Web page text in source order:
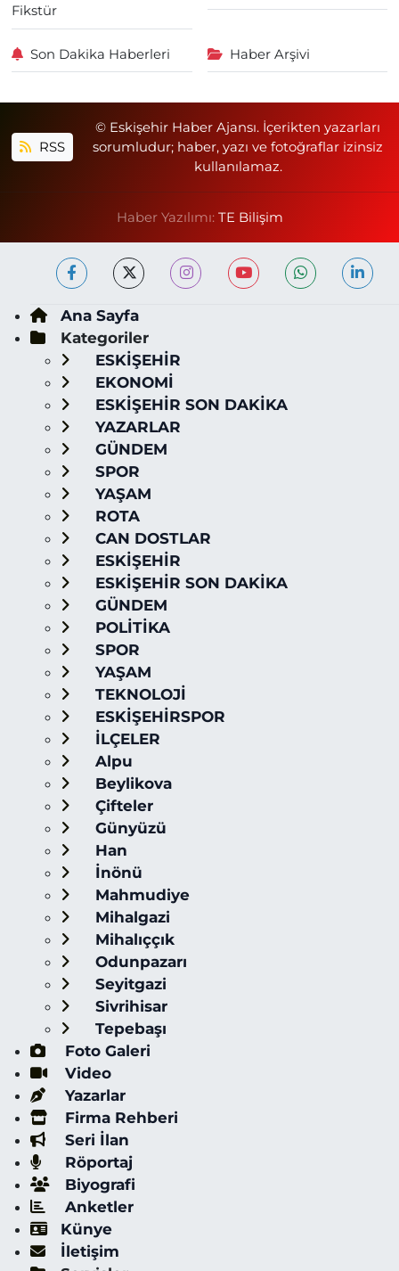
Fikstür
Son Dakika Haberleri Haber Arşivi
RSS
© Eskişehir Haber Ajansı. İçerikten yazarları
sorumludur; haber, yazı ve fotoğraflar izinsiz
kullanılamaz.
Haber Yazılımı: TE Bilişim
Ana Sayfa
Kategoriler
ESKİŞEHİR
EKONOMİ
ESKİŞEHİR SON DAKİKA
YAZARLAR
GÜNDEM
SPOR
YAŞAM
ROTA
CAN DOSTLAR
ESKİŞEHİR
ESKİŞEHİR SON DAKİKA
GÜNDEM
POLİTİKA
SPOR
YAŞAM
TEKNOLOJİ
ESKİŞEHİRSPOR
İLÇELER
Alpu
Beylikova
Çifteler
Günyüzü
Han
İnönü
Mahmudiye
Mihalgazi
Mihalıççık
Odunpazarı
Seyitgazi
Sivrihisar
Tepebaşı
Foto Galeri
Video
Yazarlar
Firma Rehberi
Seri İlan
Röportaj
Biyografi
Anketler
Künye
İletişim